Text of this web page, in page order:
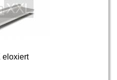
eloxiert